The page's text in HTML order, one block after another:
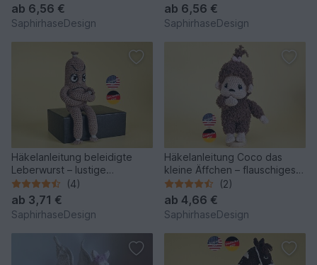
ab 6,56 €
SaphirhaseDesign
ab 6,56 €
SaphirhaseDesign
Häkelanleitung beleidigte
Leberwurst – lustige
Amigurumi Figur häkeln
(4)
ab 3,71 €
SaphirhaseDesign
Häkelanleitung Coco das
kleine Äffchen – flauschiges
Amigurumi PDF
(2)
ab 4,66 €
SaphirhaseDesign